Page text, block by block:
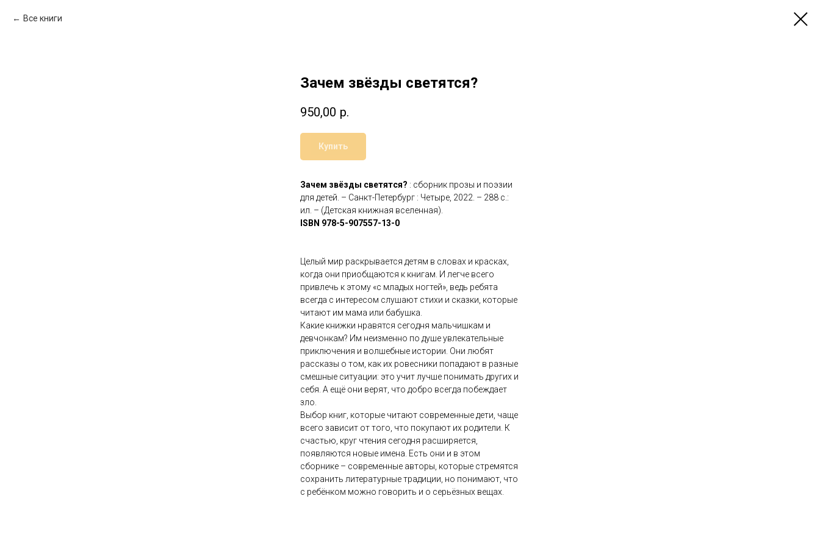
Все книги
Зачем звёзды светятся?
950,00 р.
Купить
Зачем звёзды светятся? : сборник прозы и поэзии
для детей. – Санкт-Петербург : Четыре, 2022. – 288 с.:
ил. – (Детская книжная вселенная).
ISBN 978-5-907557-13-0
Целый мир раскрывается детям в словах и красках,
когда они приобщаются к книгам. И легче всего
привлечь к этому «с младых ногтей», ведь ребята
всегда с интересом слушают сти­хи и сказки, которые
читают им мама или бабушка.
Какие книжки нравятся сегодня мальчишкам и
девчонкам? Им неизменно по душе увлекательные
приключения и волшеб­ные истории. Они любят
рассказы о том, как их ровесники по­падают в разные
смешные ситуации: это учит лучше понимать других и
себя. А ещё они верят, что добро всегда побеждает
зло.
Выбор книг, которые читают современные дети, чаще
все­го зависит от того, что покупают их родители. К
счастью, круг чтения сегодня расширяется,
появляются новые имена. Есть они и в этом
сборнике – современные авторы, которые стремятся
со­хранить литературные традиции, но понимают, что
с ребёнком можно говорить и о серьёзных вещах.